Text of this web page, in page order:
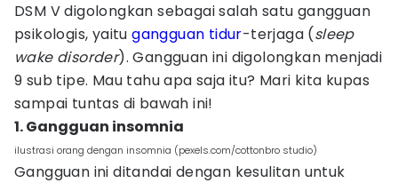
DSM V digolongkan sebagai salah satu gangguan
psikologis, yaitugangguan tidur-terjaga (sleep
wake disorder). Gangguan ini digolongkan menjadi
9 sub tipe. Mau tahu apa saja itu? Mari kita kupas
sampai tuntas di bawah ini!
1. Gangguan insomnia
ilustrasi orang dengan insomnia (pexels.com/cottonbro studio)
Gangguan ini ditandai dengan kesulitan untuk